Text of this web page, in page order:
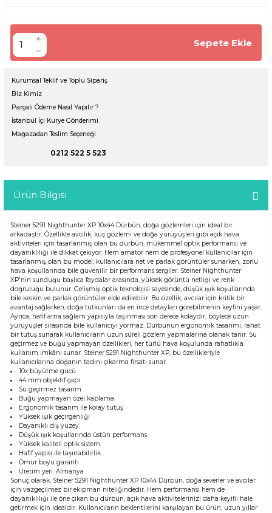
Sepete Ekle
Kurumsal Teklif ve Toplu Sipariş
Biz Kimiz
Parçalı Ödeme Nasıl Yapılır ?
İstanbul İçi Kurye Gönderimi
Mağazadan Teslim Seçeneği
0212 522 5 523
Ürün Bilgisi
Steiner 5291 Nighthunter XP 10x44 Dürbün, doğa gözlemleri için ideal bir
arkadaştır. Özellikle avcılık, kuş gözlemi ve doğa yürüyüşleri gibi açık hava
aktiviteleri için tasarlanmış olan bu dürbün, mükemmel optik performansı ve
dayanıklılığı ile dikkat çekiyor. Hem amatör hem de profesyonel kullanıcılar için
tasarlanmış olan bu model, kullanıcılara net ve parlak görüntüler sunarken, zorlu
hava koşullarında bile güvenilir bir performans sergiler. Steiner Nighthunter
XP'nin sunduğu başlıca faydalar arasında, yüksek görüntü netliği ve renk
doğruluğu bulunur. Gelişmiş optik teknolojisi sayesinde, düşük ışık koşullarında
bile keskin ve parlak görüntüler elde edilebilir. Bu özellik, avcılar için kritik bir
avantaj sağlarken, doğa tutkunları da en ince detayları görebilmenin keyfini yaşar.
Ayrıca, hafif ama sağlam yapısıyla taşınması son derece kolaydır, böylece uzun
yürüyüşler sırasında bile kullanıcıyı yormaz. Dürbünün ergonomik tasarımı, rahat
bir tutuş sunarak kullanıcıların uzun süreli gözlem yapmalarına olanak tanır. Su
geçirmez ve buğu yapmayan özellikleri, her türlü hava koşulunda rahatlıkla
kullanım imkânı sunar. Steiner 5291 Nighthunter XP, bu özellikleriyle
kullanıcılarına doğanın tadını çıkarma fırsatı sunar.
10x büyütme gücü
44 mm objektif çapı
Su geçirmez tasarım
Buğu yapmayan özel kaplama
Ergonomik tasarım ile kolay tutuş
Yüksek ışık geçirgenliği
Dayanıklı dış yüzey
Düşük ışık koşullarında üstün performans
Yüksek kaliteli optik sistem
Hafif yapısı ile taşınabilirlik
Ömür boyu garanti
Üretim yeri: Almanya
Sonuç olarak, Steiner 5291 Nighthunter XP 10x44 Dürbün, doğa severler ve avcılar
için vazgeçilmez bir ekipman niteliğindedir. Hem performansı hem de
dayanıklılığı ile öne çıkan bu dürbün, açık hava aktivitelerinizi daha keyifli hale
getirmek için idealdir. Kullanıcıların beklentilerini karşılayan bu ürün, uzun yıllar